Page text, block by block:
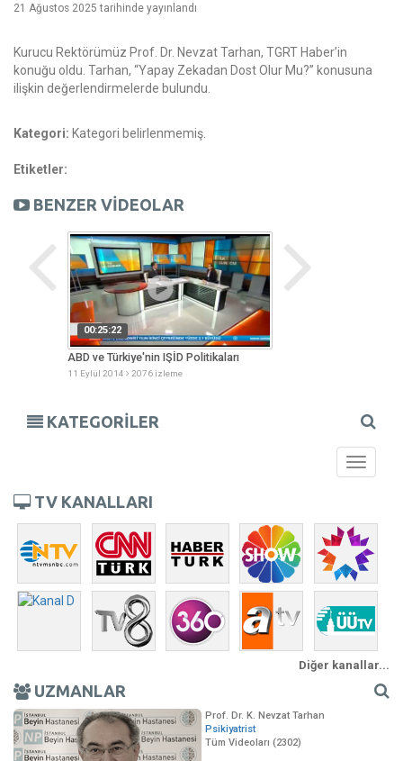
21 Ağustos 2025 tarihinde yayınlandı
Kurucu Rektörümüz Prof. Dr. Nevzat Tarhan, TGRT Haber’in
konuğu oldu. Tarhan, “Yapay Zekadan Dost Olur Mu?” konusuna
ilişkin değerlendirmelerde bulundu.
Kategori: Kategori belirlenmemiş.
Etiketler:
BENZER VİDEOLAR
00:25:22
ABD ve Türkiye'nin IŞİD Politikaları
11 Eylül 2014 2076 izleme
KATEGORİLER
Toggle
TV KANALLARI
Diğer kanallar...
UZMANLAR
Prof. Dr. K. Nevzat Tarhan
Psikiyatrist
Tüm Videoları (2302)